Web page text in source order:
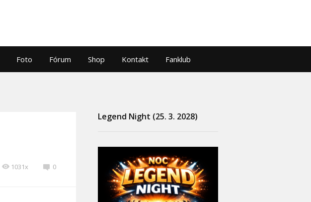
Foto Fórum Shop Kontakt Fanklub
0
1031x
Legend Night (25. 3. 2028)